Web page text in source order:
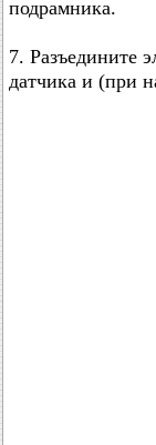
подрамника.
7. Разъедините
датчика и (при